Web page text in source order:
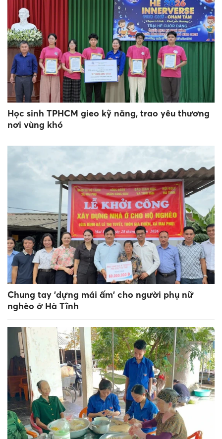
Học sinh TPHCM gieo kỹ năng, trao yêu thương
nơi vùng khó
Chung tay 'dựng mái ấm' cho người phụ nữ
nghèo ở Hà Tĩnh